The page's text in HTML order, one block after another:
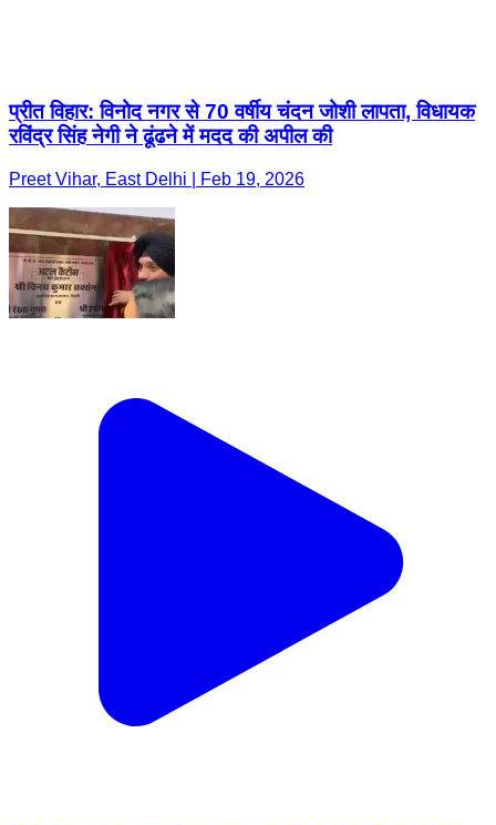
प्रीत विहार: विनोद नगर से 70 वर्षीय चंदन जोशी लापता, विधायक
रविंद्र सिंह नेगी ने ढूंढने में मदद की अपील की
Preet Vihar, East Delhi | Feb 19, 2026